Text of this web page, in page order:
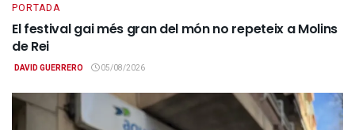
PORTADA
El festival gai més gran del món no repeteix a Molins
de Rei
DAVID GUERRERO 05/08/2026